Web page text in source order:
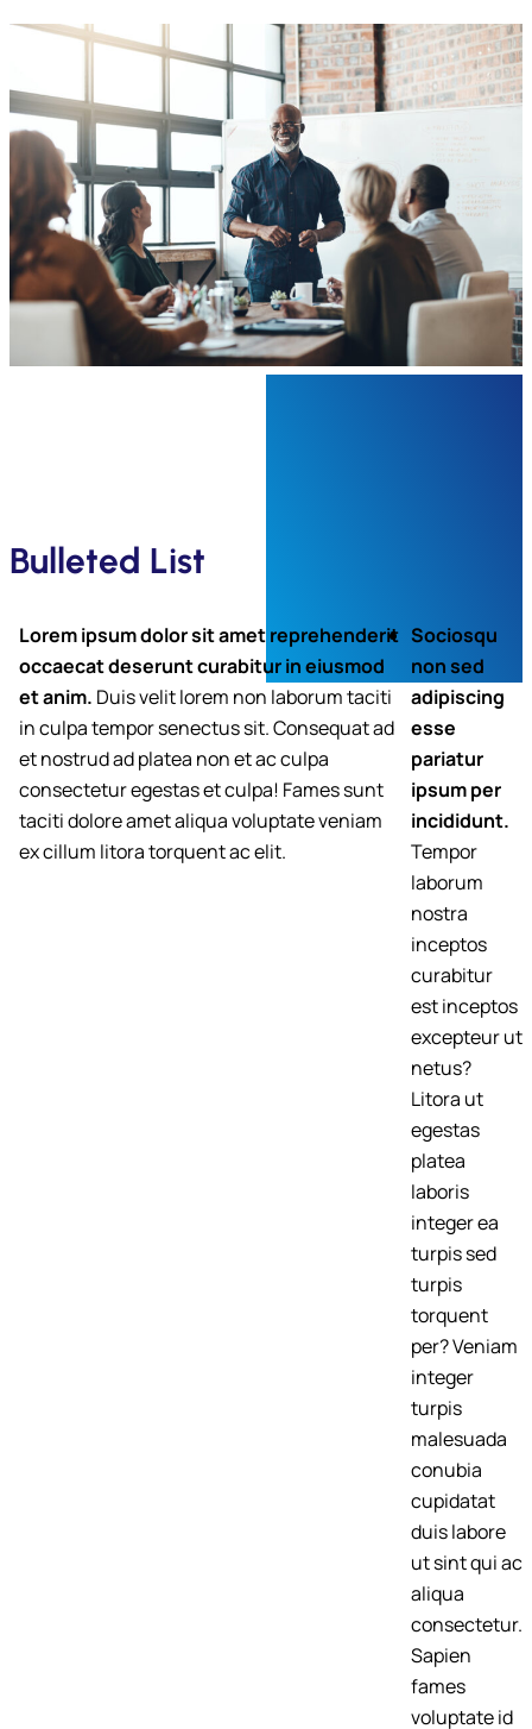
Bulleted List
Lorem ipsum dolor sit amet reprehenderit
occaecat deserunt curabitur in eiusmod
et anim. Duis velit lorem non laborum taciti
in culpa tempor senectus sit. Consequat ad
et nostrud ad platea non et ac culpa
consectetur egestas et culpa! Fames sunt
taciti dolore amet aliqua voluptate veniam
ex cillum litora torquent ac elit.
Sociosqu
non sed
adipiscing
esse
pariatur
ipsum per
incididunt.
Tempor
laborum
nostra
inceptos
curabitur
est inceptos
excepteur ut
netus?
Litora ut
egestas
platea
laboris
integer ea
turpis sed
turpis
torquent
per? Veniam
integer
turpis
malesuada
conubia
cupidatat
duis labore
ut sint qui ac
aliqua
consectetur.
Sapien
fames
voluptate id